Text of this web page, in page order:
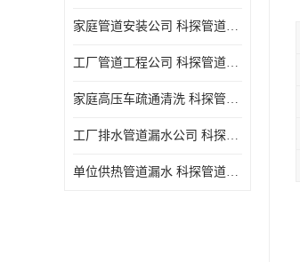
家庭管道安装公司 科探管道工程 团队服务
工厂管道工程公司 科探管道工程 时效快
家庭高压车疏通清洗 科探管道工程 服务周到
工厂排水管道漏水公司 科探管道工程 快速上门
单位供热管道漏水 科探管道工程 设备齐